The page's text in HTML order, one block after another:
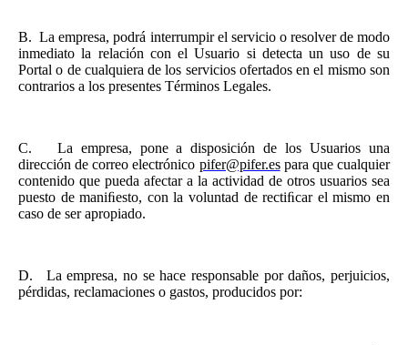
B. La empresa, podrá interrumpir el servicio o resolver de modo
inmediato la relación con el Usuario si detecta un uso de su
Portal o de cualquiera de los servicios ofertados en el mismo son
contrarios a los presentes Términos Legales.
C.
La empresa, pone a disposición de los Usuarios una
dirección de correo electrónico pifer@pifer.espara que cualquier
contenido que pueda afectar a la actividad de otros usuarios sea
puesto de maniﬁesto, con la voluntad de rectiﬁcar el mismo en
caso de ser apropiado.
D.
La empresa, no se hace responsable por daños, perjuicios,
pérdidas, reclamaciones o gastos, producidos por: